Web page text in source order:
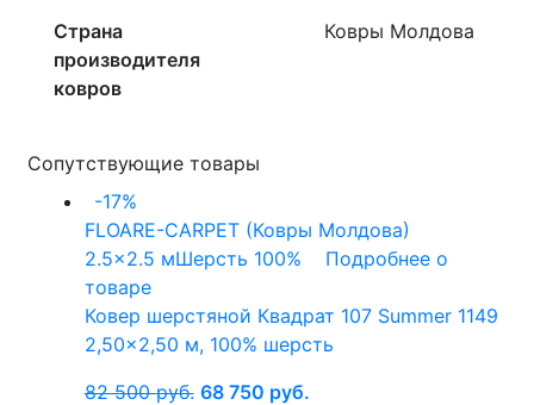
Страна
производителя
ковров
Ковры Молдова
Сопутствующие товары
-17%
FLOARE-CARPET (Ковры Молдова)
2.5x2.5 мШерсть 100%
Подробнее о
товаре
Ковер шерстяной Квадрат 107 Summer 1149
2,50×2,50 м, 100% шерсть
82 500руб. 68 750 руб.